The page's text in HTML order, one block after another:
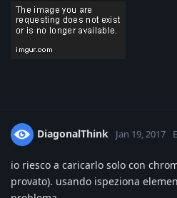
DiagonalThink Jan 19, 2017
io riesco a caricarlo solo con
provato). usando ispeziona